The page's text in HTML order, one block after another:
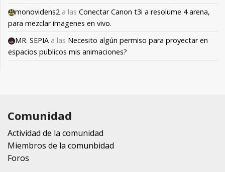
monovidens2 a las Conectar Canon t3i a resolume 4 arena,
para mezclar imagenes en vivo.
MR. SEPIA a las Necesito algún permiso para proyectar en
espacios publicos mis animaciones?
Comunidad
Actividad de la comunidad
Miembros de la comunbidad
Foros